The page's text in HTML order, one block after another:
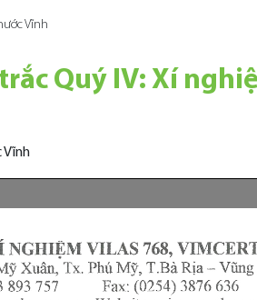
Vĩnh
Quý IV: Xí
Vĩnh